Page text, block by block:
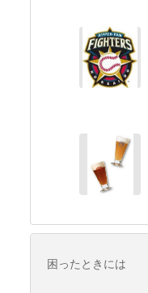
困ったときには